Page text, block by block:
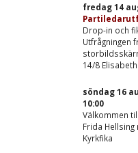
fredag 14
Drop-in och
Utfrågningen
14/8
söndag 16
10:00
Välkommen
Frida
Kyrkfika